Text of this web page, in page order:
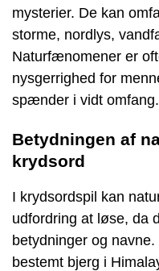
mysterier. De kan
storme, nordlys,
Naturfænomener er
nysgerrighed for
spænder i vidt omfang.
Betydningen af
krydsord
I krydsordspil kan
udfordring at løse, da
betydninger og
bestemt bjerg i